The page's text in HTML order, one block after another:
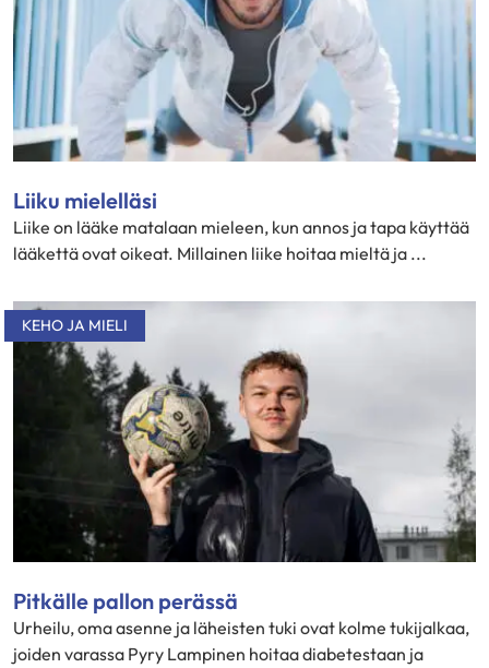
Liiku mielelläsi
Liike on lääke matalaan mieleen, kun annos ja tapa käyttää
lääkettä ovat oikeat. Millainen liike hoitaa mieltä ja ...
KEHO JA MIELI
Pitkälle pallon perässä
Urheilu, oma asenne ja läheisten tuki ovat kolme tukijalkaa,
joiden varassa Pyry Lampinen hoitaa diabetestaan ja